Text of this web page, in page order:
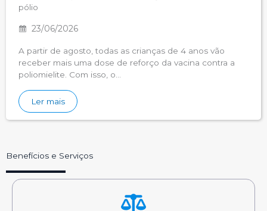
pólio
23/06/2026
A partir de agosto, todas as crianças de 4 anos vão
receber mais uma dose de reforço da vacina contra a
poliomielite. Com isso, o…
Ler mais
Benefícios e Serviços